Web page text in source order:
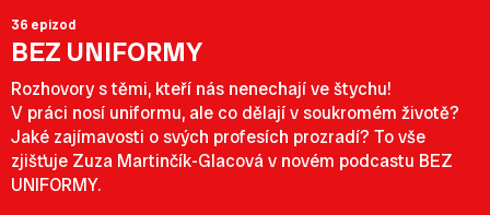
36 epizod
BEZ UNIFORMY
Rozhovory s těmi, kteří nás nenechají ve štychu!
V práci nosí uniformu, ale co dělají v soukromém životě?
Jaké zajímavosti o svých profesích prozradí? To vše
zjišťuje Zuza Martinčík-Glacová v novém podcastu BEZ
UNIFORMY.